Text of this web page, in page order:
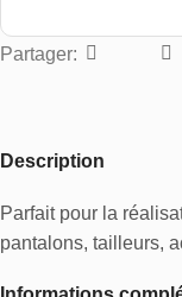
Partager:
Description
Parfait pour la
pantalons, tailleurs,